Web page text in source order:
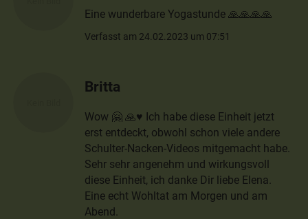
Eine wunderbare Yogastunde 🙏🙏🙏🙏
Verfasst am 24.02.2023 um 07:51
Britta
Wow 🤗 🙏♥️ Ich habe diese Einheit jetzt
erst entdeckt, obwohl schon viele andere
Schulter-Nacken-Videos mitgemacht habe.
Sehr sehr angenehm und wirkungsvoll
diese Einheit, ich danke Dir liebe Elena.
Eine echt Wohltat am Morgen und am
Abend.